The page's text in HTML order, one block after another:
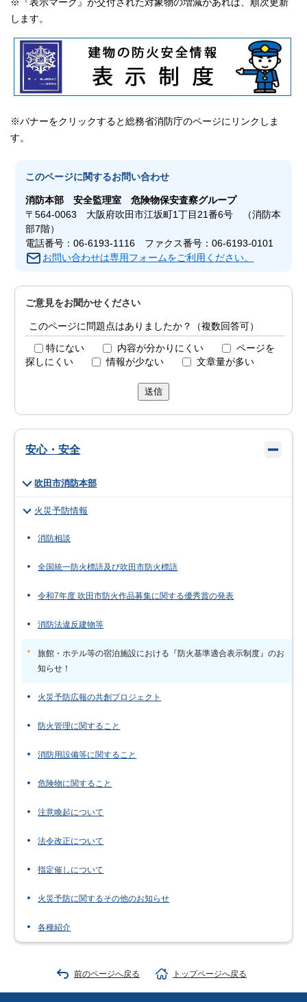
※『表示マーク』が交付された対象物の増減があれば、順次更新
します。
※バナーをクリックすると総務省消防庁のページにリンクしま
す。
このページに関するお問い合わせ
消防本部安全監理室 危険物保安査察グループ
〒564-0063 大阪府吹田市江坂町1丁目21番6号 （消防本
部7階）
電話番号：06-6193-1116 ファクス番号：06-6193-0101
お問い合わせは専用フォームをご利用ください。
ご意見をお聞かせください
このページに問題点はありましたか？（複数回答可）
特にない 内容が分かりにくい
ページを
探しにくい
情報が少ない 文章量が多い
送信
安心・安全
吹田市消防本部
火災予防情報
消防相談
全国統一防火標語及び吹田市防火標語
令和7年度 吹田市防火作品募集に関する優秀賞の発表
消防法違反建物等
旅館・ホテル等の宿泊施設における『防火基準適合表示制度』のお
知らせ！
火災予防広報の共創プロジェクト
防火管理に関すること
消防用設備等に関すること
危険物に関すること
注意喚起について
法令改正について
指定催しについて
火災予防に関するその他のお知らせ
各種紹介
前のページへ戻る トップページへ戻る